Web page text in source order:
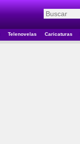
Telenovelas Caricaturas